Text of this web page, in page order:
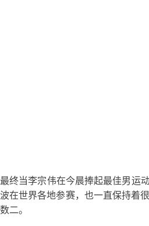
最终当李宗伟在今晨捧起最佳男运
波在世界各地参赛，也一直保持着
数二。